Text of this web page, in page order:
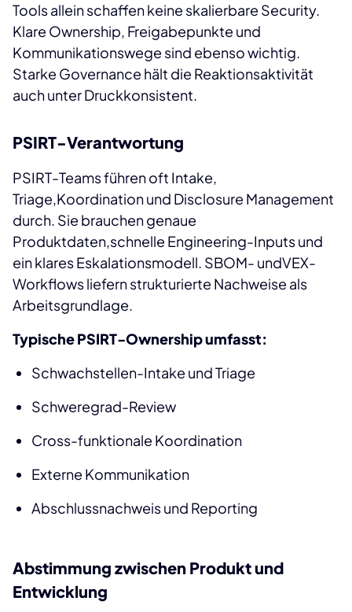
Tools allein schaffen keine skalierbare Security.
Klare Ownership, Freigabepunkte und
Kommunikationswege sind ebenso wichtig.
Starke Governance hält die Reaktionsaktivität
auch unter Druckkonsistent.
PSIRT-Verantwortung
PSIRT-Teams führen oft Intake,
Triage,Koordination und Disclosure Management
durch. Sie brauchen genaue
Produktdaten,schnelle Engineering-Inputs und
ein klares Eskalationsmodell. SBOM- undVEX-
Workflows liefern strukturierte Nachweise als
Arbeitsgrundlage.
Typische PSIRT-Ownership umfasst:
Schwachstellen-Intake und Triage
Schweregrad-Review
Cross-funktionale Koordination
Externe Kommunikation
Abschlussnachweis und Reporting
Abstimmung zwischen Produkt und
Entwicklung